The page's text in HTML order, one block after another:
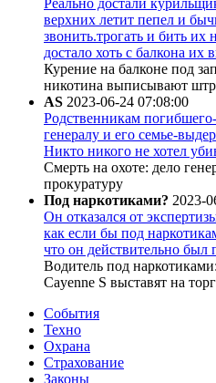
верхних летит пепел и
звонить.трогать и бить их
достало хоть с балкона их
Курение на балконе под
никотина выписывают
AS 2023-06-24 07:08:00
Родственникам
генералу и его семье-
Никто никого не хотел
Смерть на охоте: дело
прокуратуру
Под наркотиками? 2023-
Он отказался от
как если бы под
что он действительно был
Водитель под
Cayenne S выставят на
События
Техно
Охрана
Страхование
Законы